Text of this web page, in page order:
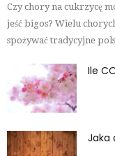
Czy chory na cukrzycę
jeść bigos? Wielu
spożywać tradycyjne
Ile
Jaka